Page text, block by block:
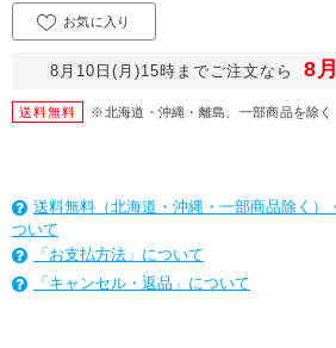
8月10日(月)15時までご注文なら 8
お気に入り
送料無料 ※北海道・沖縄・離島、一部商品を除く
送料無料（北海道・沖縄・一部商品除く）
ついて
「お支払方法」について
「キャンセル・返品」について